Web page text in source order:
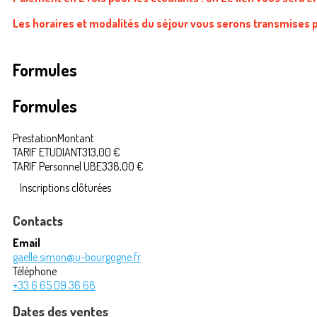
Les horaires et modalités du séjour vous serons transmises
Formules
Formules
PrestationMontant
TARIF ETUDIANT313,00 €
TARIF Personnel UBE338,00 €
Inscriptions clôturées
Contacts
Email
gaelle.simon@u-bourgogne.fr
Téléphone
+33 6 65 09 36 68
Dates des ventes